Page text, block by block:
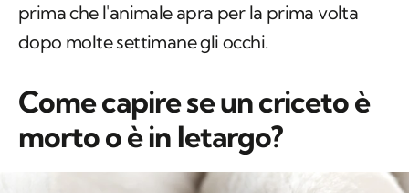
prima che l'animale apra per la prima volta
dopo molte settimane gli occhi.
Come capire se un criceto è
morto o è in letargo?